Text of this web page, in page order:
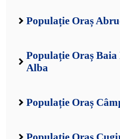
Populație Oraș
Populație Oraș Baia
Alba
Populație Oraș